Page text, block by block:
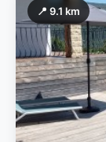
📍 9.1 km